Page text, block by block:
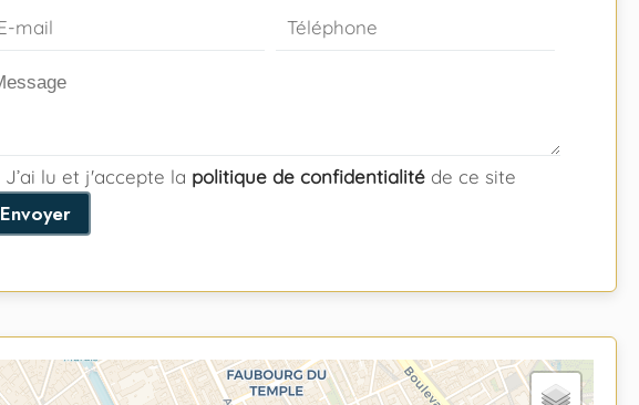
J’ai lu et j'accepte la politique de confidentialité de ce site
Envoyer